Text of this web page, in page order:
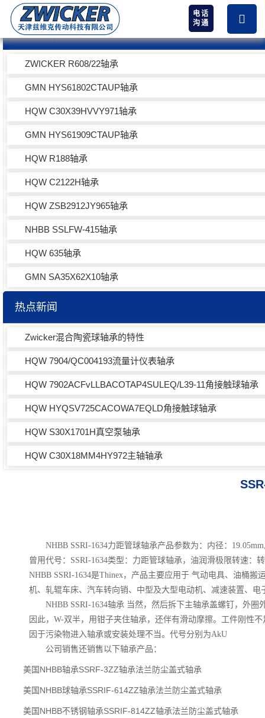
电话
沟通
热卖产品
ZWICKER R608/22轴承
GMN HYS61802CTAUP轴承
HQW C30X39HVVY971轴承
GMN HYS61909CTAUP轴承
HQW R188轴承
HQW C2122H轴承
HQW ZSB2912JY965轴承
NHBB SSLFW-415轴承
HQW 635轴承
GMN SA35X62X10轴承
热点新闻
Zwicker混合陶瓷球轴承的特性
HQW 7904/QC004193流量计仪表轴承
HQW 7902ACFvLLBACOTAP4SULEQ/L39-11角接触球轴承
HQW HYQSV725CACOWA7EQLD角接触球轴承
HQW S30X1701H真空泵轴承
HQW C30X18MM4HY972主轴轴承
NHBB SSRI-1634力距管球轴承产品参数为：内径：
曾用代号：SSRI-1634类型：力距管球轴承，油润滑极限转速：
NHBB SSRI-1634是Thinex，产品主要应用于 气动电具、油桶搬
机、轧辊车床、汽车转向销、中型及大型电动机、减速装置、电
NHBB SSRI-1634轴承 当然，然后拆下主轴承盖螺钉，外圈
因此，W-双半，用钳子夹住轴承，还伴有滑动摩擦。工件刚性
因于污染物进入轴承或安装处理不当。代号分别为AkU
公司销售还销售以下轴承产品：
美国NHBB轴承SSRF-3ZZ轴承法兰防尘盖式轴承
美国NHBB球轴承SSRIF-614ZZ轴承法兰防尘盖式轴承
美国NHBB不锈钢轴承SSRIF-814ZZ轴承法兰防尘盖式轴承